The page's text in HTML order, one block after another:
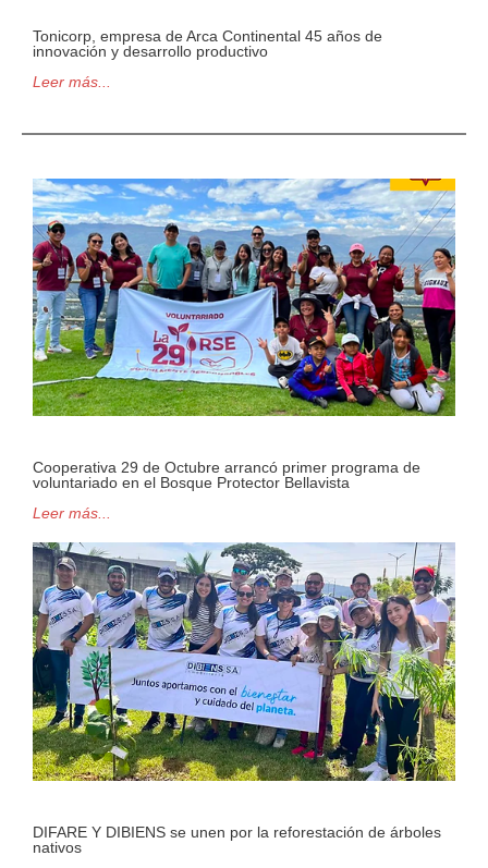
Tonicorp, empresa de Arca Continental 45 años de
innovación y desarrollo productivo
Leer más...
Cooperativa 29 de Octubre arrancó primer programa de
voluntariado en el Bosque Protector Bellavista
Leer más...
DIFARE Y DIBIENS se unen por la reforestación de árboles
nativos